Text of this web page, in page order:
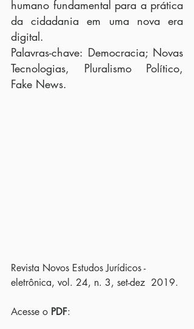
humano fundamental para a prática
da cidadania em uma nova era
digital.
Palavras-chave: Democracia; Novas
Tecnologias, Pluralismo Político,
Fake News.
Revista Novos Estudos Jurídicos -
eletrônica, vol. 24, n. 3, set-dez  2019.
Acesse o PDF: